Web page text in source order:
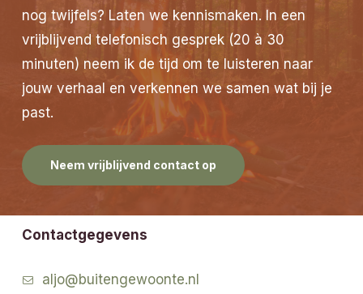
nog twijfels? Laten we kennismaken. In een
vrijblijvend telefonisch gesprek (20 à 30
minuten) neem ik de tijd om te luisteren naar
jouw verhaal en verkennen we samen wat bij je
past.
Neem vrijblijvend contact op
Contactgegevens
aljo@buitengewoonte.nl